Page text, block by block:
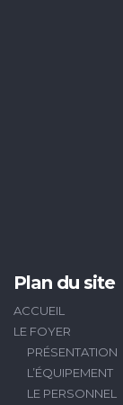
Plan du site
ACCUEIL
LE FOYER
PRÉSENTATION
L’ÉQUIPEMENT
LE PERSONNEL